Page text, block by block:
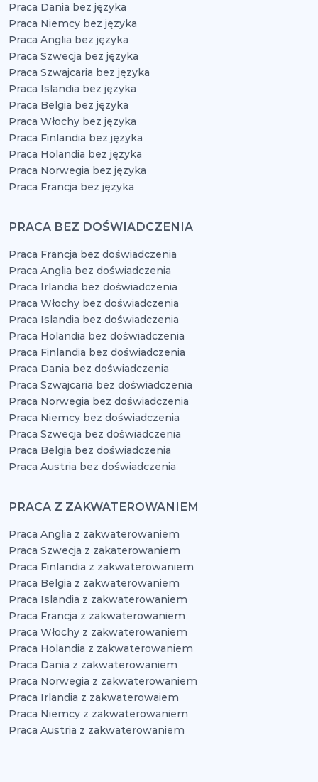
Praca Dania bez języka
Praca Niemcy bez języka
Praca Anglia bez języka
Praca Szwecja bez języka
Praca Szwajcaria bez języka
Praca Islandia bez języka
Praca Belgia bez języka
Praca Włochy bez języka
Praca Finlandia bez języka
Praca Holandia bez języka
Praca Norwegia bez języka
Praca Francja bez języka
PRACA BEZ DOŚWIADCZENIA
Praca Francja bez doświadczenia
Praca Anglia bez doświadczenia
Praca Irlandia bez doświadczenia
Praca Włochy bez doświadczenia
Praca Islandia bez doświadczenia
Praca Holandia bez doświadczenia
Praca Finlandia bez doświadczenia
Praca Dania bez doświadczenia
Praca Szwajcaria bez doświadczenia
Praca Norwegia bez doświadczenia
Praca Niemcy bez doświadczenia
Praca Szwecja bez doświadczenia
Praca Belgia bez doświadczenia
Praca Austria bez doświadczenia
PRACA Z ZAKWATEROWANIEM
Praca Anglia z zakwaterowaniem
Praca Szwecja z zakaterowaniem
Praca Finlandia z zakwaterowaniem
Praca Belgia z zakwaterowaniem
Praca Islandia z zakwaterowaniem
Praca Francja z zakwaterowaniem
Praca Włochy z zakwaterowaniem
Praca Holandia z zakwaterowaniem
Praca Dania z zakwaterowaniem
Praca Norwegia z zakwaterowaniem
Praca Irlandia z zakwaterowaiem
Praca Niemcy z zakwaterowaniem
Praca Austria z zakwaterowaniem